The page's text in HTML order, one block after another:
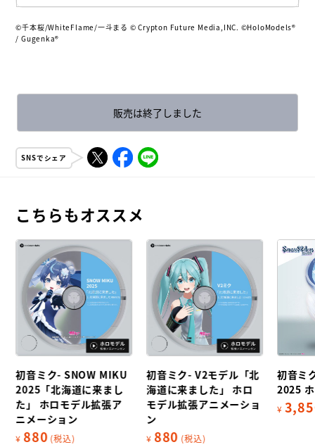
©千本桜/WhiteFlame/一斗まる © Crypton Future Media,INC. ©HoloModels®︎
/ Gugenka®
販売は終了しました
SNSでシェア
こちらもオススメ
初音ミク- SNOW MIKU
2025「北海道に来まし
た」 ホロモデル拡張ア
ニメーション
¥ 880 (税込)
初音ミク- V2モデル「北
海道に来ました」 ホロ
モデル拡張アニメーショ
ン
¥ 880 (税込)
初音ミ
2025
¥